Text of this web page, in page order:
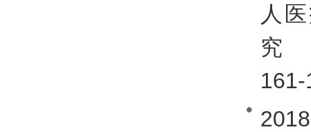
人
究